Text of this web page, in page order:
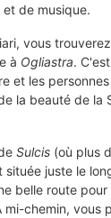
de musique.
vous
à Ogliastra.
et les
la beauté de la
Sulcis (où plus
située juste le
belle route
chemin, vous